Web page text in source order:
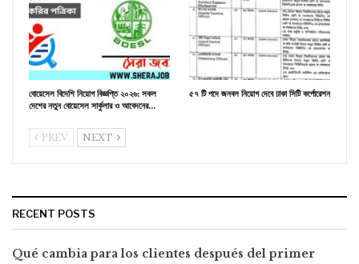
বোয়েসেল বিদেশি নিয়োগ বিজ্ঞপ্তি ২০২৬: সকল
দেশের নতুন বোয়েসেল সার্কুলার ও আবেদনের…
৫৭ টি পদে জনবল নিয়োগ দেবে ঢাকা সিটি কর্পোরেশন
PREV NEXT
RECENT POSTS
Qué cambia para los clientes después del primer